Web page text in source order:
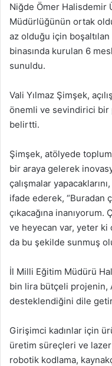
Niğde Ömer Halisdemir
Müdürlüğünün ortak
az olduğu için
binasında kurulan 6
sunuldu.
Vali Yılmaz Şimşek,
önemli ve sevindirici
belirtti.
Şimşek, atölyede
bir araya gelerek
çalışmalar
ifade ederek, “Buradan
çıkacağına inanıyorum.
ve heyecan var, yeter ki
da bu şekilde sunmuş
İl Milli Eğitim Müdürü
bin lira bütçeli projenin,
desteklendiğini dile
Girişimci kadınlar için
üretim süreçleri ve lazer
robotik kodlama,